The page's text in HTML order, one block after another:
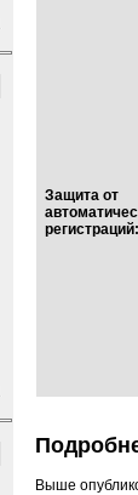
Защита от
регистраций:
Выше